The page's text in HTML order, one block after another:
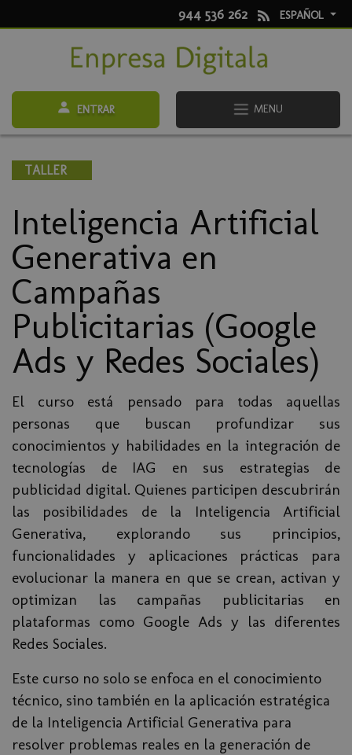
944 536 262 ESPAÑOL
ENTRAR MENU
TALLER
Inteligencia Artificial
Generativa en
Campañas
Publicitarias (Google
Ads y Redes Sociales)
El curso está pensado para todas aquellas
personas que buscan profundizar sus
conocimientos y habilidades en la integración de
tecnologías de IAG en sus estrategias de
publicidad digital. Quienes participen descubrirán
las posibilidades de la Inteligencia Artificial
Generativa, explorando sus principios,
funcionalidades y aplicaciones prácticas para
evolucionar la manera en que se crean, activan y
optimizan las campañas publicitarias en
plataformas como Google Ads y las diferentes
Redes Sociales.
Este curso no solo se enfoca en el conocimiento
técnico, sino también en la aplicación estratégica
de la Inteligencia Artificial Generativa para
resolver problemas reales en la generación de